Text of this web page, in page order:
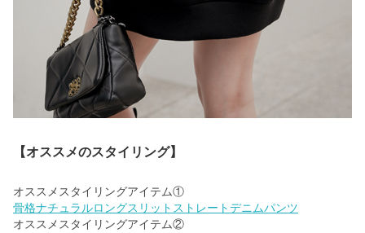
【オススメのスタイリング】
骨格ナチュラルロングスリットストレートデニムパンツ